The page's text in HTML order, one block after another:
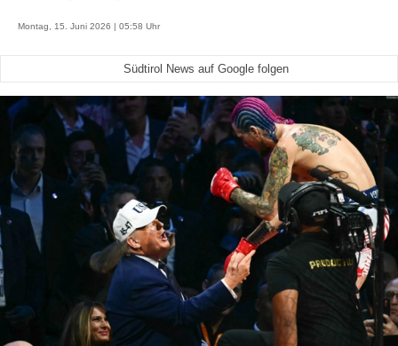
Montag, 15. Juni 2026 | 05:58 Uhr
Südtirol News auf Google folgen